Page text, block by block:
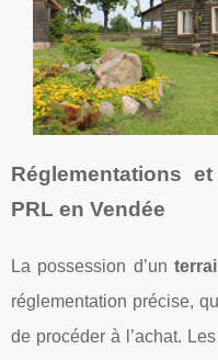
Réglementations
PRL en Vendée
La possession d’un
réglementation précise,
de procéder à l’achat.